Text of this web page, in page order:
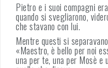
Pietro e i suoi compagni
quando si svegliarono,
che stavano con lui.
Mentre questi si
«Maestro, è bello per noi
una per te, una per Mosè e